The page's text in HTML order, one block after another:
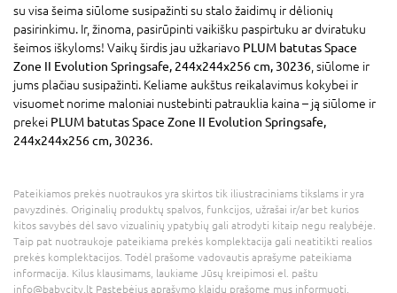
su visa šeima siūlome susipažinti su stalo žaidimų ir dėlionių
pasirinkimu. Ir, žinoma, pasirūpinti vaikišku paspirtuku ar dviratuku
šeimos iškyloms! Vaikų širdis jau užkariavo PLUM batutas Space
Zone II Evolution Springsafe, 244x244x256 cm, 30236 , siūlome ir
jums plačiau susipažinti. Keliame aukštus reikalavimus kokybei ir
visuomet norime maloniai nustebinti patrauklia kaina – ją siūlome ir
prekei PLUM batutas Space Zone II Evolution Springsafe,
244x244x256 cm, 30236.
Pateikiamos prekės nuotraukos yra skirtos tik iliustraciniams tikslams ir yra
pavyzdinės. Originalių produktų spalvos, funkcijos, užrašai ir/ar bet kurios
kitos savybės dėl savo vizualinių ypatybių gali atrodyti kitaip negu realybėje.
Taip pat nuotraukoje pateikiama prekės komplektacija gali neatitikti realios
prekės komplektacijos. Todėl prašome vadovautis aprašyme pateikiama
informacija. Kilus klausimams, laukiame Jūsų kreipimosi el. paštu
info@babycity.lt Pastebėjus aprašymo klaidų prašome mus informuoti.